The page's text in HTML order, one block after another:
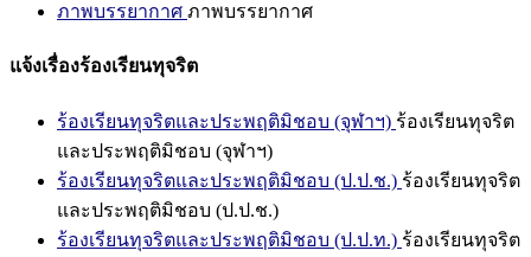
ภาพบรรยากาศ ภาพบรรยากาศ
แจ้งเรื่องร้องเรียนทุจริต
ร้องเรียนทุจริตและประพฤติมิชอบ (จุฬาฯ) ร้องเรียนทุจริต
และประพฤติมิชอบ (จุฬาฯ)
ร้องเรียนทุจริตและประพฤติมิชอบ (ป.ป.ช.) ร้องเรียนทุจริต
และประพฤติมิชอบ (ป.ป.ช.)
ร้องเรียนทุจริตและประพฤติมิชอบ (ป.ป.ท.) ร้องเรียนทุจริต